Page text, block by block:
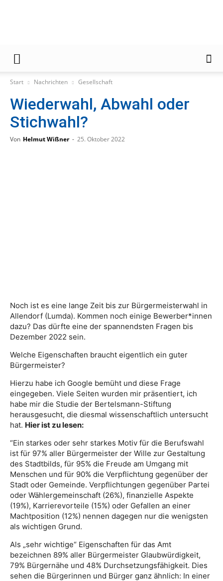
Zeitung
Start Nachrichten Gesellschaft
Wiederwahl, Abwahl oder
Stichwahl?
Von Helmut Wißner - 25. Oktober 2022
Noch ist es eine lange Zeit bis zur Bürgermeisterwahl in
Allendorf (Lumda). Kommen noch einige Bewerber*innen
dazu? Das dürfte eine der spannendsten Fragen bis
Dezember 2022 sein.
Welche Eigenschaften braucht eigentlich ein guter
Bürgermeister?
Hierzu habe ich Google bemüht und diese Frage
eingegeben. Viele Seiten wurden mir präsentiert, ich
habe mir die Studie der Bertelsmann-Stiftung
herausgesucht, die diesmal wissenschaftlich untersucht
hat. Hier ist zu lesen:
“Ein starkes oder sehr starkes Motiv für die Berufswahl
ist für 97% aller Bürgermeister der Wille zur Gestaltung
des Stadtbilds, für 95% die Freude am Umgang mit
Menschen und für 90% die Verpflichtung gegenüber der
Stadt oder Gemeinde. Verpflichtungen gegenüber Partei
oder Wählergemeinschaft (26%), finanzielle Aspekte
(19%), Karrierevorteile (15%) oder Gefallen an einer
Machtposition (12%) nennen dagegen nur die wenigsten
als wichtigen Grund.
Als „sehr wichtige“ Eigenschaften für das Amt
bezeichnen 89% aller Bürgermeister Glaubwürdigkeit,
79% Bürgernähe und 48% Durchsetzungsfähigkeit. Dies
sehen die Bürgerinnen und Bürger ganz ähnlich: In einer